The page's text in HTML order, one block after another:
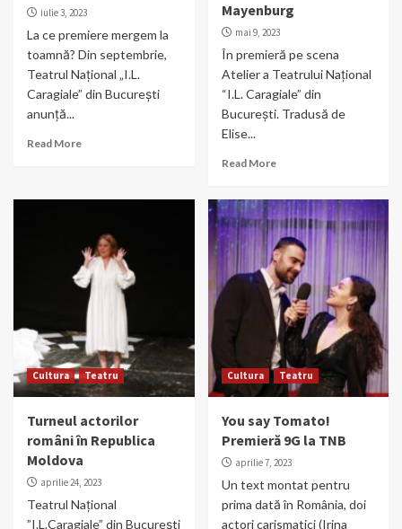
iulie 3, 2023
La ce premiere mergem la
toamnă? Din septembrie,
Teatrul Național „I.L.
Caragiale” din București
anunță...
Read More
Mayenburg
mai 9, 2023
În premieră pe scena
Atelier a Teatrului Național
“I.L. Caragiale” din
București. Tradusă de
Elise...
Read More
Cultura Teatru
Turneul actorilor
români în Republica
Moldova
aprilie 24, 2023
Teatrul Național
”I.L.Caragiale” din București
Cultura Teatru
You say Tomato!
Premieră 9G la TNB
aprilie 7, 2023
Un text montat pentru
prima dată în România, doi
actori carismatici (Irina